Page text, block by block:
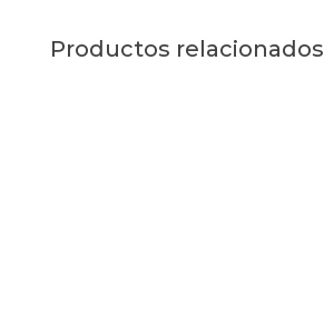
Productos relacionados